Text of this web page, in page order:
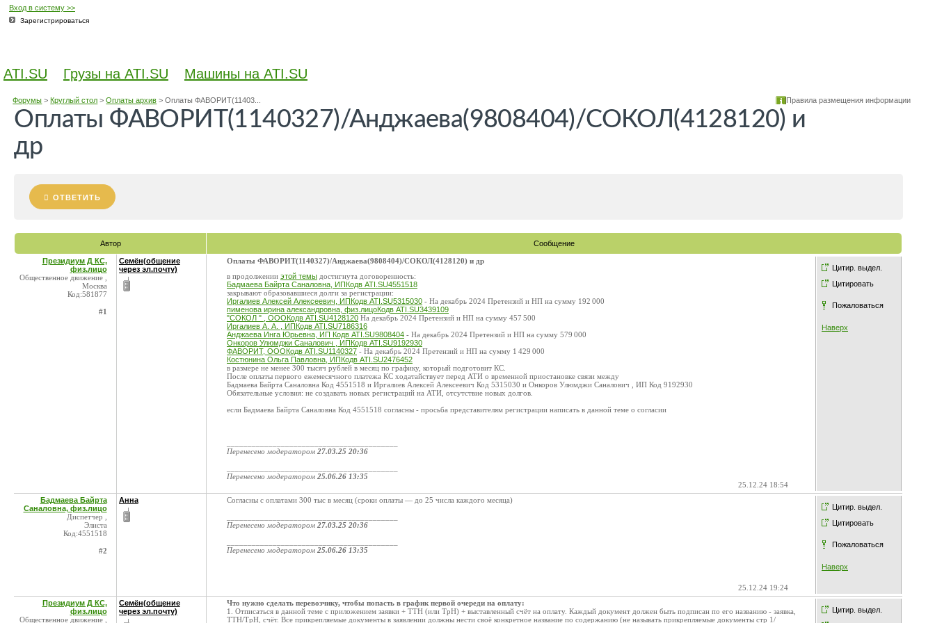
Вход в систему >>
Зарегистрироваться
ATI.SU Грузы на ATI.SU Машины на ATI.SU
Форумы >Круглый стол >Оплаты архив >Оплаты ФАВОРИТ(11403... Правила размещения информации
Оплаты ФАВОРИТ(1140327)/Анджаева(9808404)/СОКОЛ(4128120) и
др
ОТВЕТИТЬ
Автор Сообщение
Цитир. выдел.
Цитировать
Пожаловаться
Наверх
Президиум Д КС,
физ.лицо
Общественное движение ,
Москва
Код:581877
#1
Семён(общение
через эл.почту)
Оплаты ФАВОРИТ(1140327)/Анджаева(9808404)/СОКОЛ(4128120) и др
в продолжении этой темы достигнута договоренность:
Бадмаева Байрта Саналовна, ИПКодв ATI.SU4551518
закрывают образовавшиеся долги за регистрации:
Иргалиев Алексей Алексеевич, ИПКодв ATI.SU5315030 - На декабрь 2024 Претензий и НП на сумму 192 000
пименова ирина александровна, физ.лицоКодв ATI.SU3439109
"СОКОЛ " , ОООКодв ATI.SU4128120 На декабрь 2024 Претензий и НП на сумму 457 500
Иргалиев А. А. , ИПКодв ATI.SU7186316
Анджаева Инга Юрьевна, ИП Кодв ATI.SU9808404 - На декабрь 2024 Претензий и НП на сумму 579 000
Онкоров Улюмджи Саналович , ИПКодв ATI.SU9192930
ФАВОРИТ, ОООКодв ATI.SU1140327 - На декабрь 2024 Претензий и НП на сумму 1 429 000
Костюнина Ольга Павловна, ИПКодв ATI.SU2476452
в размере не менее 300 тысяч рублей в месяц по графику, который подготовит КС.
После оплаты первого ежемесячного платежа КС ходатайствует перед АТИ о временной приостановке связи между
Бадмаева Байрта Саналовна Код 4551518 и Иргалиев Алексей Алексеевич Код 5315030 и Онкоров Улюмджи Саналович , ИП Код 9192930
Обязательные условия: не создавать новых регистраций на АТИ, отсутствие новых долгов.
если Бадмаева Байрта Саналовна Код 4551518 согласны - просьба представителям регистрации написать в данной теме о согласии
Перенесено модератором 27.03.25 20:36
Перенесено модератором 25.06.26 13:35
25.12.24 18:54
Цитир. выдел.
Цитировать
Пожаловаться
Наверх
Бадмаева Байрта
Саналовна, физ.лицо
Диспетчер ,
Элиста
Код:4551518
#2
Анна
Согласны с оплатами 300 тыс в месяц (сроки оплаты — до 25 числа каждого месяца)
Перенесено модератором 27.03.25 20:36
Перенесено модератором 25.06.26 13:35
25.12.24 19:24
Цитир. выдел.
Президиум Д КС,
физ.лицо
Общественное движение ,
Семён(общение
через эл.почту)
Что нужно сделать перевозчику, чтобы попасть в график первой очереди на оплату:
1. Отписаться в данной теме с приложением заявки + ТТН (или ТрН) + выставленный счёт на оплату. Каждый документ должен быть подписан по его названию - заявка,
ТТН/ТрН, счёт. Все прикрепляемые документы в заявлении должны нести своё конкретное название по содержанию (не называть прикрепляемые документы стр 1/